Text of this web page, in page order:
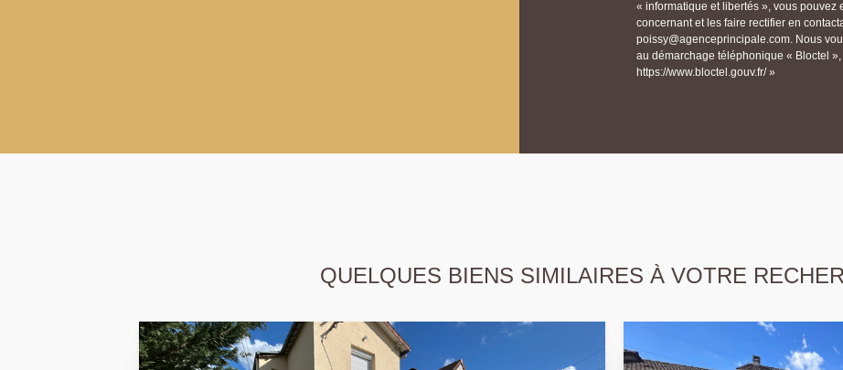
« informatique et libertés », vous
concernant et les faire rectifier en
poissy@agenceprincipale.com. Nous
au démarchage téléphonique « Bloctel
https://www.bloctel.gouv.fr/ »
QUELQUES BIENS SIMILAIRES À VOTRE